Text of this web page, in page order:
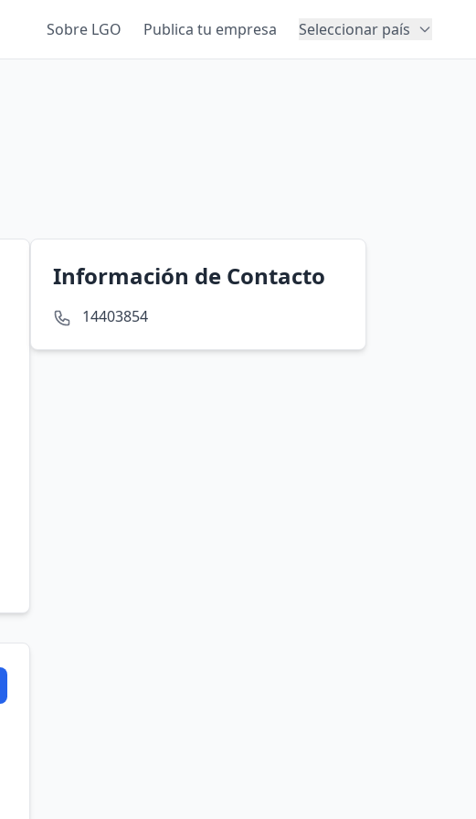
Sobre LGO Publica tu empresa Seleccionar país
Información de Contacto
14403854